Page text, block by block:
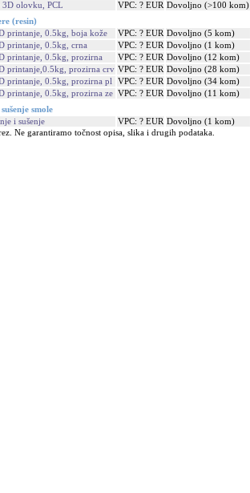
3D olovku, PCL
VPC: ? EUR Dovoljno (>100 kom)
(resin)
printanje, 0.5kg, boja kože
VPC: ? EUR Dovoljno (5 kom)
printanje, 0.5kg, crna
VPC: ? EUR Dovoljno (1 kom)
printanje, 0.5kg, prozirna
VPC: ? EUR Dovoljno (12 kom)
printanje,0.5kg, prozirna crv VPC: ? EUR Dovoljno (28 kom)
printanje, 0.5kg, prozirna pl
VPC: ? EUR Dovoljno (34 kom)
printanje, 0.5kg, prozirna ze VPC: ? EUR Dovoljno (11 kom)
smole
i sušenje
VPC: ? EUR Dovoljno (1 kom)
Ne garantiramo točnost opisa, slika i drugih podataka.